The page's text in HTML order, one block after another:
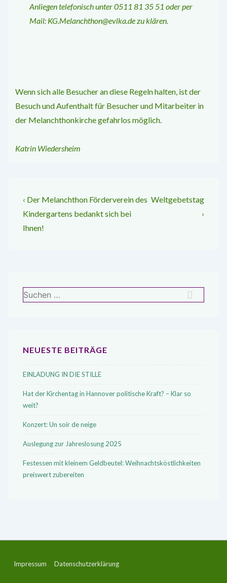
Anliegen telefonisch unter 0511 81 35 51 oder per
Mail: KG.Melanchthon@evlka.dezu klären.
Wenn sich alle Besucher an diese Regeln hal­ten, ist der
Besuch und Aufenthalt für Besu­cher und Mitarbeiter in
der Melanchthonkir­che gefahrlos möglich.
Katrin Wiedersheim
Beitragsnavigation
Vorheriger
Beitrag
ist
‹ Der Melanchthon Förderverein des
Kindergartens bedankt sich bei
Ihnen!
Nächster
Weltgebetstag
›
Suchen
nach:
NEUESTE BEITRÄGE
EINLADUNG IN DIE STILLE
Hat der Kirchentag in Hannover politische Kraft? – Klar so
weit?
Konzert: Un soir de neige
Auslegung zur Jahreslosung 2025
Festessen mit kleinem Geldbeutel: Weihnachtsköstlichkeiten
preiswert zubereiten
Footer-
Impressum Datenschutzerklärung